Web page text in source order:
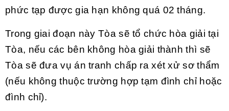
phức tạp được gia hạn không quá 02 tháng.
Trong giai đoạn này Tòa sẽ tổ chức hòa giải tại
Tòa, nếu các bên không hòa giải thành thì sẽ
Tòa sẽ đưa vụ án tranh chấp ra xét xử sơ thẩm
(nếu không thuộc trường hợp tạm đình chỉ hoặc
đình chỉ).